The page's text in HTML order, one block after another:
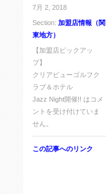
7月 2, 2018
Section: 加盟店情報（関
東地方）
【加盟店ピックアッ
プ】
クリアビューゴルフク
ラブ＆ホテル
Jazz Night開催!! は コメ
ントを受け付けていま
せん。
この記事へのリンク